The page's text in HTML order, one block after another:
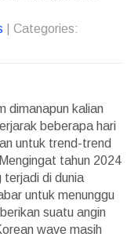
| Categories:
dimanapun kalian
beberapa hari
untuk trend-trend
tahun 2024
terjadi di dunia
untuk menunggu
suatu angin
wave masih